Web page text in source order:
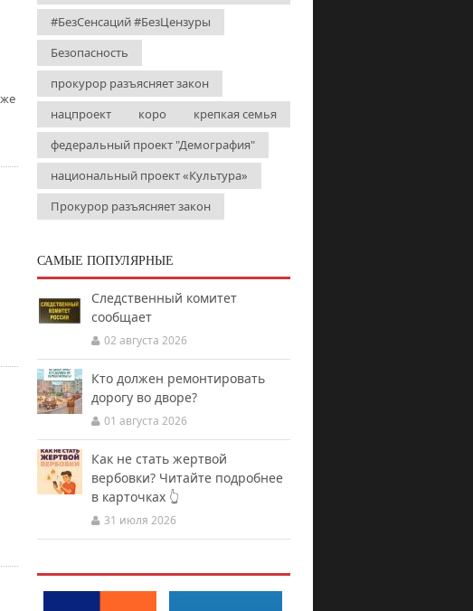
#БезСенсаций #БезЦензуры
Безопасность
прокурор разъясняет закон
нацпроект
коро
крепкая семья
федеральный проект "Демография"
национальный проект «Культура»
Прокурор разъясняет закон
САМЫЕ ПОПУЛЯРНЫЕ
Следственный комитет
сообщает
02 августа 2026
Кто должен ремонтировать
дорогу во дворе?
01 августа 2026
Как не стать жертвой
вербовки? Читайте подробнее
в карточках 👆
31 июля 2026